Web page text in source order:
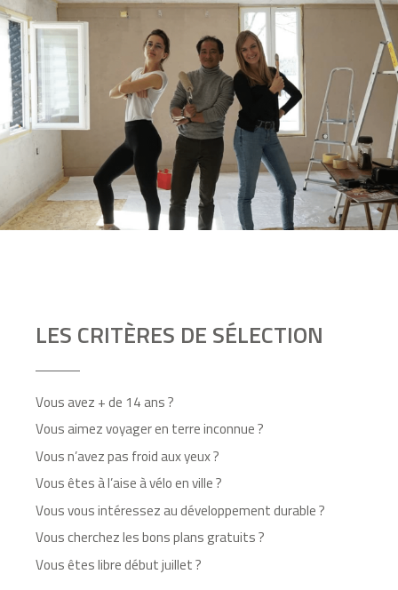
LES CRITÈRES DE SÉLECTION
Vous avez + de 14 ans ?
Vous aimez voyager en terre inconnue ?
Vous n’avez pas froid aux yeux ?
Vous êtes à l’aise à vélo en ville ?
Vous vous intéressez au développement durable ?
Vous cherchez les bons plans gratuits ?
Vous êtes libre début juillet ?